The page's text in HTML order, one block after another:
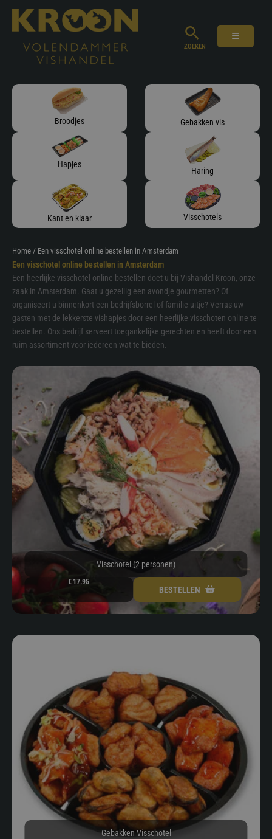
ZOEKEN
Broodjes Gebakken vis
Hapjes
Haring
Kant en klaar Visschotels
Home / Een visschotel online bestellen in Amsterdam
Een visschotel online bestellen in Amsterdam
Een heerlijke visschotel online bestellen doet u bij Vishandel Kroon, onze
zaak in Amsterdam. Gaat u gezellig een avondje gourmetten? Of
organiseert u binnenkort een bedrijfsborrel of familie-uitje? Verras uw
gasten met de lekkerste vishapjes door een heerlijke visschoten online te
bestellen. Ons bedrijf serveert toegankelijke gerechten en heeft door een
ruim assortiment voor iedereen wat te bieden.
Visschotel (2 personen)
€ 17.95
BESTELLEN
Gebakken Visschotel